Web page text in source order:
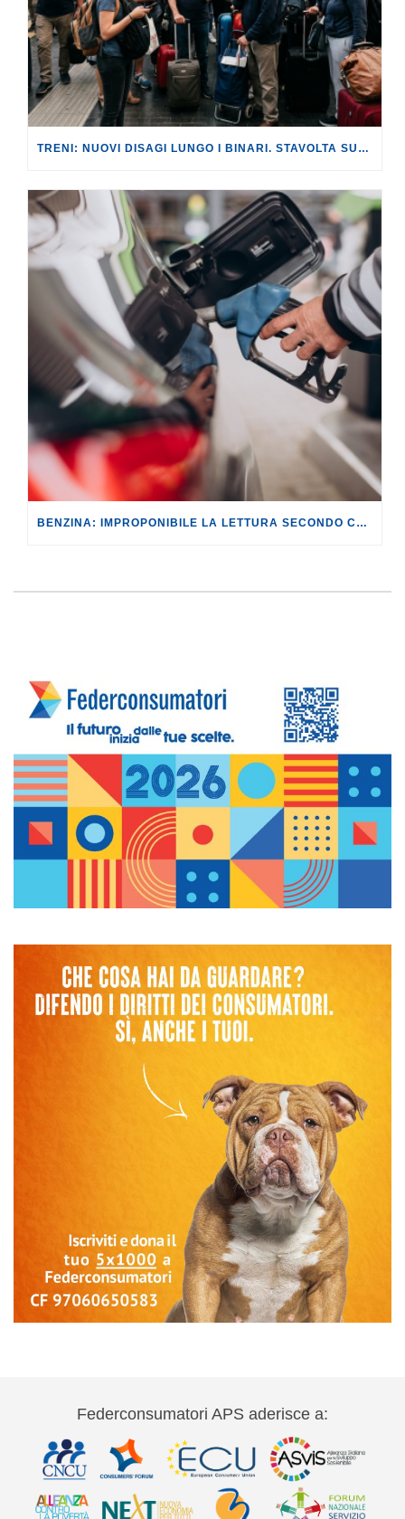
TRENI: NUOVI DISAGI LUNGO I BINARI. STAVOLTA SULLA LINEA AV ROMA-NAPOLI, CON RITARDI FINO A 180 MINUTI.
BENZINA: IMPROPONIBILE LA LETTURA SECONDO CUI PROROGARE IL TAGLIO DELLE ACCISE SIGNIFICA TASSARE TUTTI I CITTADINI.
Federconsumatori APS aderisce a: